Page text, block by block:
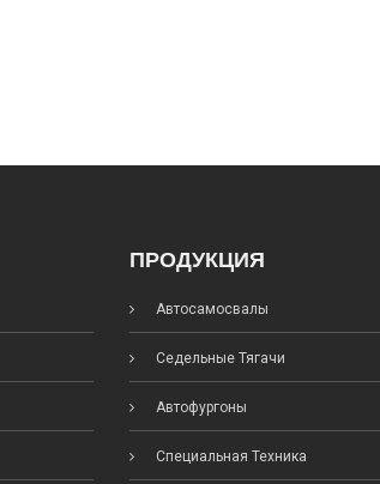
ПРОДУКЦИЯ
Автосамосвалы
Седельные Тягачи
Автофургоны
Специальная Техника